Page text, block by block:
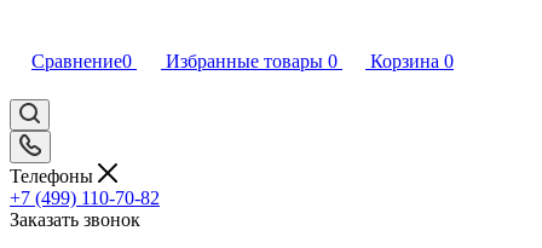
Сравнение0 Избранные товары 0 Корзина 0
Телефоны
+7 (499) 110-70-82
Заказать звонок